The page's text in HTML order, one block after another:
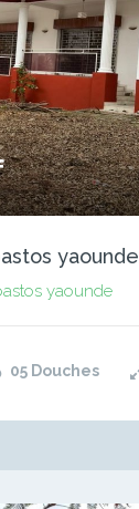
yaounde
yaounde
05 Douches